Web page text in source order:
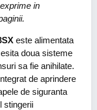
in
este alimentata
doua sisteme
sa fie anihilate.
de aprindere
de siguranta
stingerii